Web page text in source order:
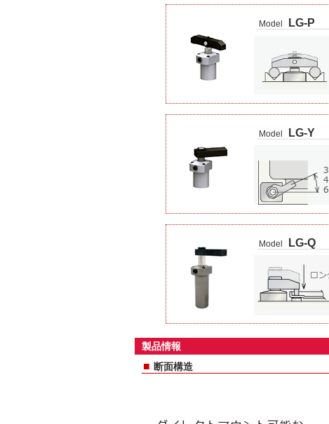
Model LG-P
Model LG-Y
Model LG-Q
製品情報
■ 断面構造